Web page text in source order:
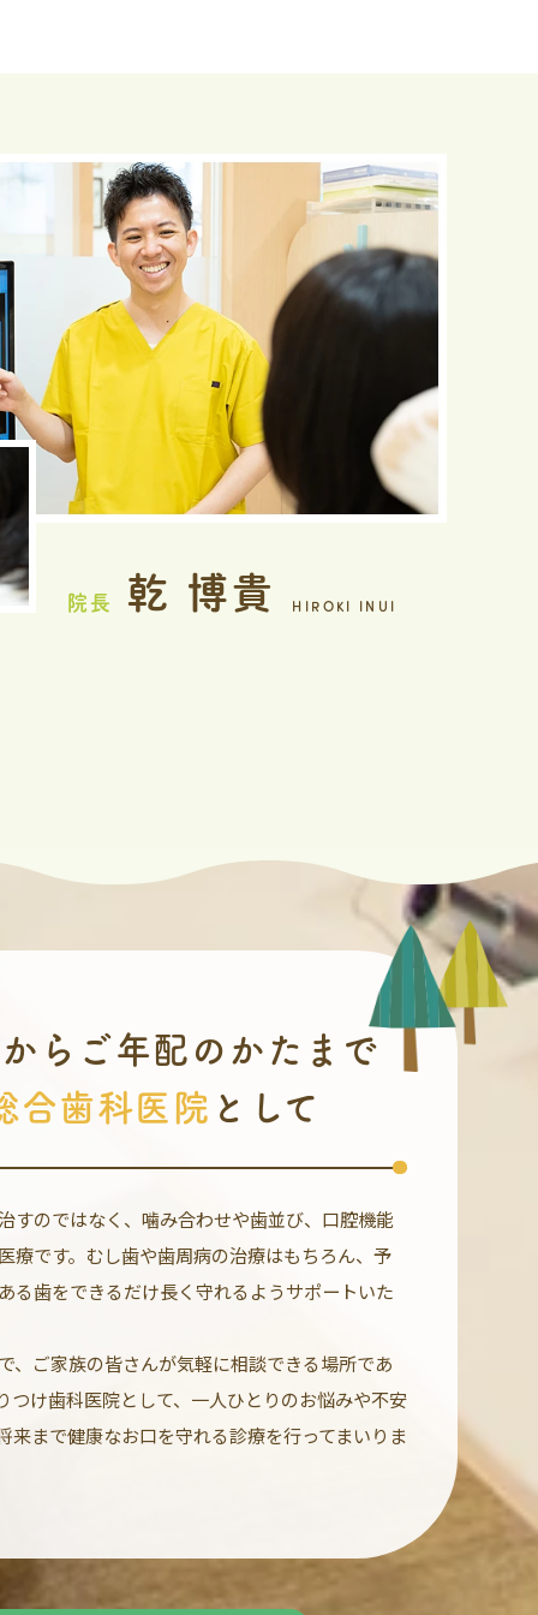
院長 乾 博貴 HIROKI INUI
ら ご年配のかたまで
合歯科医院 として
すのではなく、噛み合わせや歯並び、口腔機能
療です。むし歯や歯周病の治療はもちろん、予
る歯をできるだけ長く守れるようサポートいた
、ご家族の皆さんが気軽に相談できる場所であ
つけ歯科医院として、一人ひとりのお悩みや不安
来まで健康なお口を守れる診療を行ってまいりま